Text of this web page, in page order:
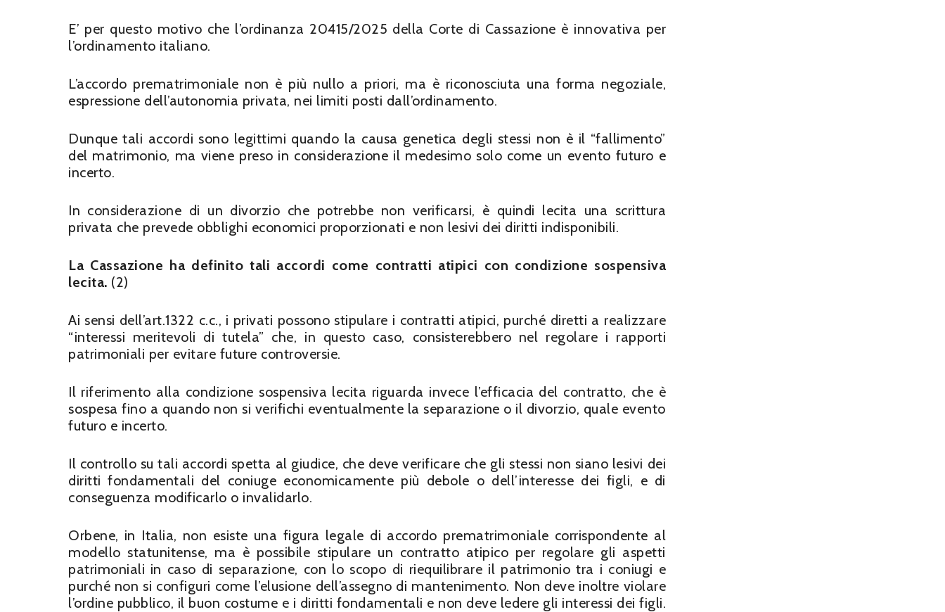
E’ per questo motivo che l’ordinanza 20415/2025 della Corte di Cassazione è innovativa per
l’ordinamento italiano.
L’accordo prematrimoniale non è più nullo a priori, ma è riconosciuta una forma negoziale,
espressione dell’autonomia privata, nei limiti posti dall’ordinamento.
Dunque tali accordi sono legittimi quando la causa genetica degli stessi non è il “fallimento”
del matrimonio, ma viene preso in considerazione il medesimo solo come un evento futuro e
incerto.
In considerazione di un divorzio che potrebbe non verificarsi, è quindi lecita una scrittura
privata che prevede obblighi economici proporzionati e non lesivi dei diritti indisponibili.
La Cassazione ha definito tali accordi come contratti atipici con condizione sospensiva
lecita. (2)
Ai sensi dell’art.1322 c.c., i privati possono stipulare i contratti atipici, purché diretti a realizzare
“interessi meritevoli di tutela” che, in questo caso, consisterebbero nel regolare i rapporti
patrimoniali per evitare future controversie.
Il riferimento alla condizione sospensiva lecita riguarda invece l’efficacia del contratto, che è
sospesa fino a quando non si verifichi eventualmente la separazione o il divorzio, quale evento
futuro e incerto.
Il controllo su tali accordi spetta al giudice, che deve verificare che gli stessi non siano lesivi dei
diritti fondamentali del coniuge economicamente più debole o dell’interesse dei figli, e di
conseguenza modificarlo o invalidarlo.
Orbene, in Italia, non esiste una figura legale di accordo prematrimoniale corrispondente al
modello statunitense, ma è possibile stipulare un contratto atipico per regolare gli aspetti
patrimoniali in caso di separazione, con lo scopo di riequilibrare il patrimonio tra i coniugi e
purché non si configuri come l’elusione dell’assegno di mantenimento. Non deve inoltre violare
l’ordine pubblico, il buon costume e i diritti fondamentali e non deve ledere gli interessi dei figli.